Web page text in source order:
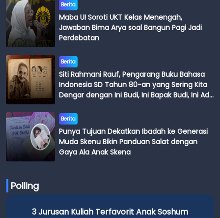
Berita
Maba UI Soroti UKT Kelas Menengah,
Jawaban Bima Arya soal Bangun Pagi Jadi
Perdebatan
Berita
Siti Rahmani Rauf, Pengarang Buku Bahasa
Indonesia SD Tahun 80-an yang Sering Kita
Dengar dengan Ini Budi, Ini Bapak Budi, Ini Adik
Berita
Punya Tujuan Dekatkan Ibadah ke Generasi
Muda Skenu Bikin Panduan Salat dengan
Gaya Ala Anak Skena
Polling
3 Jurusan Kuliah Terfavorit Anak Soshum